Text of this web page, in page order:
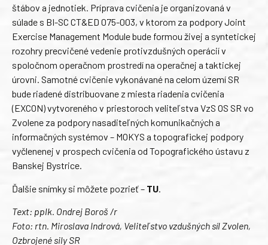
štábov a jednotiek. Príprava cvičenia je organizovaná v
súlade s BI-SC CT&ED 075-003, v ktorom za podpory Joint
Exercise Management Module bude formou živej a syntetickej
rozohry precvičené vedenie protivzdušných operácií v
spoločnom operačnom prostredí na operačnej a taktickej
úrovni. Samotné cvičenie vykonávané na celom území SR
bude riadené distribuovane z miesta riadenia cvičenia
(EXCON) vytvoreného v priestoroch veliteľstva VzS OS SR vo
Zvolene za podpory nasaditeľných komunikačných a
informačných systémov – MOKYS a topografickej podpory
vyčlenenej v prospech cvičenia od Topografického ústavu z
Banskej Bystrice.
Ďalšie snímky si môžete pozrieť – TU
Text: pplk. Ondrej Boroš /r
Foto: rtn. Miroslava Indrová, Veliteľstvo vzdušných síl Zvolen,
Ozbrojené sily SR